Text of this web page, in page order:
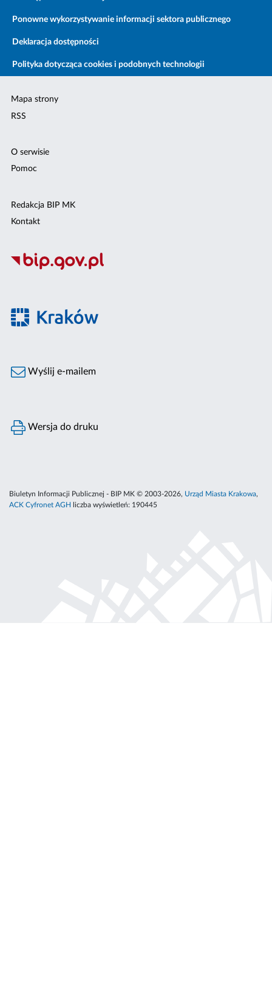
Ponowne wykorzystywanie informacji sektora publicznego
Deklaracja dostępności
Polityka dotycząca cookies i podobnych technologii
Mapa strony
RSS
O serwisie
Pomoc
Redakcja BIP MK
Kontakt
Wyślij e-mailem
Wersja do druku
Biuletyn Informacji Publicznej - BIP MK © 2003-2026, Urząd Miasta Krakowa,
ACK Cyfronet AGH
liczba wyświetleń: 190445